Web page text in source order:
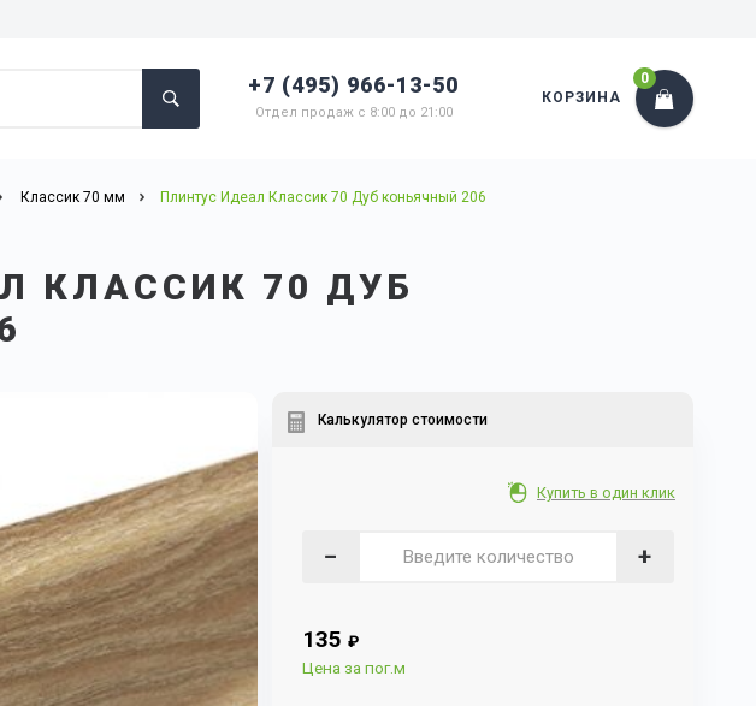
+7 (495) 966-13-50
Отдел продаж с 8:00 до 21:00
КОРЗИНА
0
Классик 70 мм Плинтус Идеал Классик 70 Дуб коньячный 206
КЛАССИК 70 ДУБ
Калькулятор стоимости
Купить в один клик
− +
135 ₽
Цена за пог.м